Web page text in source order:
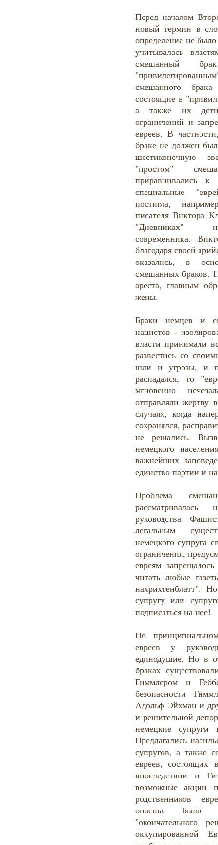
Перед началом
новый термин в
определение не
учитывалась
смешанный
смешанного
состоящие в
а также их дети
ограничений и
евреев. В
браке не должен
шестиконечную
"простом"
приравнивались
специальные
постигла,
писателя Виктора
"Дневниках"
современника.
благодаря своей
оказались, в
смешанных браков.
ареста, главным
жены.
Браки немцев и
нацистов -
власти принимали
развестись со
шли и угрозы, и
распадался, то
мгновенно
отправляли жертву
случаях, когда
сохранялся,
не решались.
немецкого
важнейших
единство партии и
Проблема
рассматривалась
руководства.
легальным
немецкого супруга
ограничения,
евреям
читать любые
нахрихтенблатт".
супругу или
подписаться на нее!
По
евреев у
единодушие. Но в
браках
Гиммлером и
безопасности
Адольф Эйхман и
и решительной
немецкие
Предлагались
супругов, а также
евреев, состоящих
впоследствии и
возможные акции
родственников
опасны. Было
"окончательного
оккупированной